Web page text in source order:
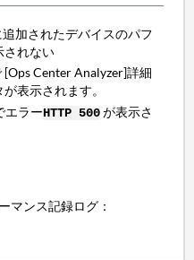
加されたデバイスのパフ
されない
Center Analyzer]詳細
表示されます。
エラーHTTP 500が表示さ
マンス記録ログ：